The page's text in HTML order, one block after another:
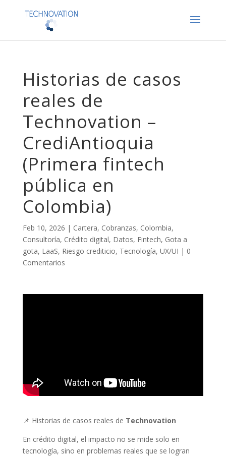
Historias de casos
reales de
Technovation –
CrediAntioquia
(Primera fintech
pública en
Colombia)
Feb 10, 2026 | Cartera, Cobranzas, Colombia,
Consultoría, Crédito digital, Datos, Fintech, Gota a
gota, LaaS, Riesgo crediticio, Tecnología, UX/UI | 0
Comentarios
📌 Historias de casos reales de Technovation
En crédito digital, el impacto no se mide solo en
tecnología, sino en problemas reales que se logran